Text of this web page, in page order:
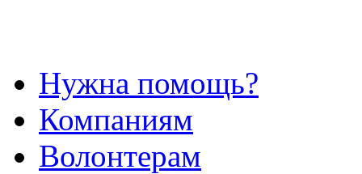
Нужна помощь?
Компаниям
Волонтерам